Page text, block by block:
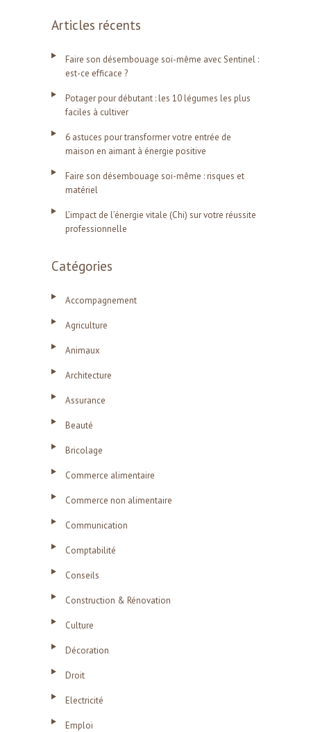
Articles récents
Faire son désembouage soi-même avec Sentinel :
est-ce efficace ?
Potager pour débutant : les 10 légumes les plus
faciles à cultiver
6 astuces pour transformer votre entrée de
maison en aimant à énergie positive
Faire son désembouage soi-même : risques et
matériel
L’impact de l’énergie vitale (Chi) sur votre réussite
professionnelle
Catégories
Accompagnement
Agriculture
Animaux
Architecture
Assurance
Beauté
Bricolage
Commerce alimentaire
Commerce non alimentaire
Communication
Comptabilité
Conseils
Construction & Rénovation
Culture
Décoration
Droit
Electricité
Emploi